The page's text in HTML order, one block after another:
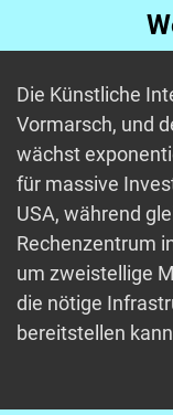
Die Künstliche
Vormarsch, und
wächst
für massive
USA, während
Rechenzentrum
um zweistellige
die nötige
bereitstellen